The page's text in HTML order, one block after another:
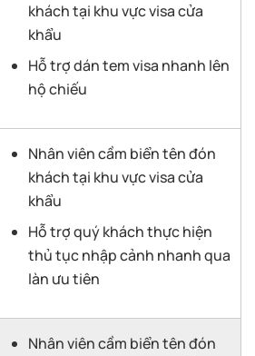
khách tại khu vực visa cửa
khẩu
Hỗ trợ dán tem visa nhanh lên
hộ chiếu
Nhân viên cầm biển tên đón
khách tại khu vực visa cửa
khẩu
Hỗ trợ quý khách thực hiện
thủ tục nhập cảnh nhanh qua
làn ưu tiên
Nhân viên cầm biển tên đón